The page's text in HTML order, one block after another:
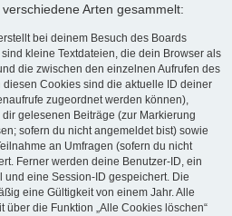
Arten gesammelt:
bei deinem Besuch des Boards
kleine Textdateien, die dein Browser als
die zwischen den einzelnen Aufrufen des
diesen Cookies sind die aktuelle ID deiner
zugeordnet werden können),
gelesenen Beiträge (zur Markierung
sofern du nicht angemeldet bist) sowie
an Umfragen (sofern du nicht
Ferner werden deine Benutzer-ID, ein
eine Session-ID gespeichert. Die
eine Gültigkeit von einem Jahr. Alle
über die Funktion „Alle Cookies löschen“